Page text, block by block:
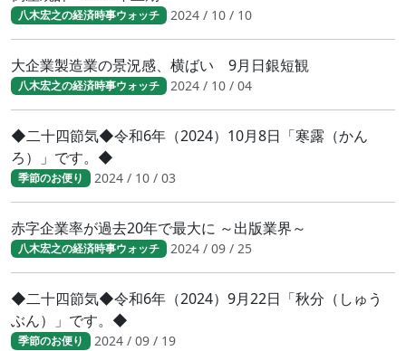
八木宏之の経済時事ウォッチ 2024 / 10 / 10
大企業製造業の景況感、横ばい 9月日銀短観
八木宏之の経済時事ウォッチ 2024 / 10 / 04
◆二十四節気◆令和6年（2024）10月8日「寒露（かん
ろ）」です。◆
季節のお便り 2024 / 10 / 03
赤字企業率が過去20年で最大に ～出版業界～
八木宏之の経済時事ウォッチ 2024 / 09 / 25
◆二十四節気◆令和6年（2024）9月22日「秋分（しゅう
ぶん）」です。◆
季節のお便り 2024 / 09 / 19